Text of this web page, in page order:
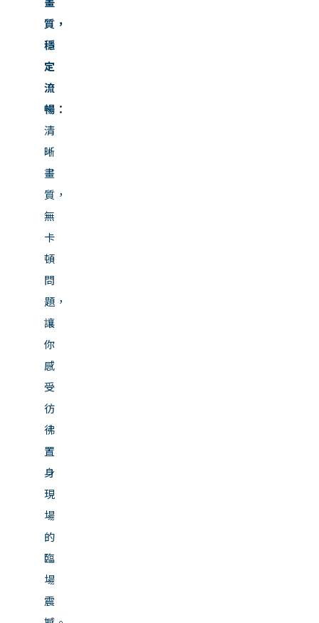
質，
穩
定
流
暢：
清
晰
畫
質，
無
卡
頓
問
題，
讓
你
感
受
彷
彿
置
身
現
場
的
臨
場
震